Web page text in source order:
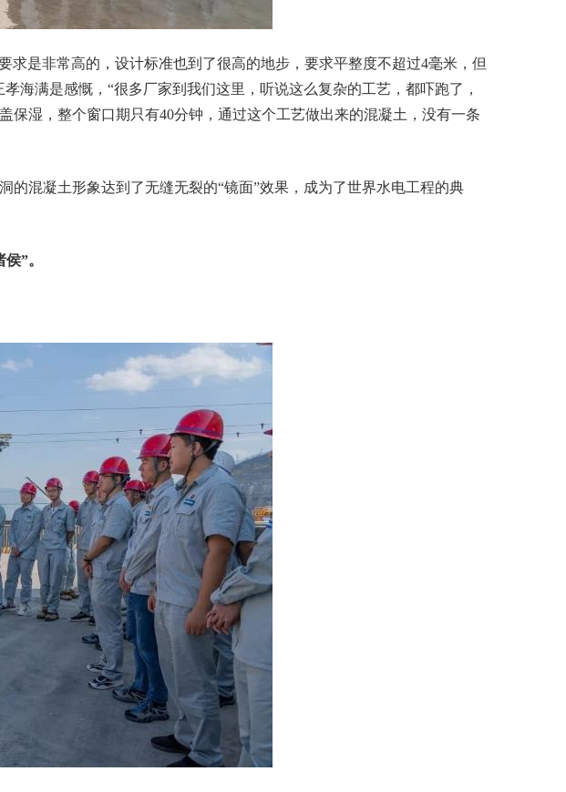
是非常高的，设计标准也到了很高的地步，要求平整度不超过4毫米，但
海满是感慨，“很多厂家到我们这里，听说这么复杂的工艺，都吓跑了，
湿，整个窗口期只有40分钟，通过这个工艺做出来的混凝土，没有一条
混凝土形象达到了无缝无裂的“镜面”效果，成为了世界水电工程的典
”。